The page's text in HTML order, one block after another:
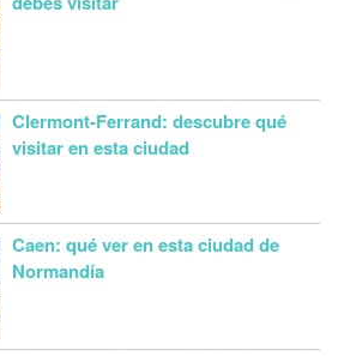
Clermont-Ferrand: descubre qué
visitar en esta ciudad
Caen: qué ver en esta ciudad de
Normandía